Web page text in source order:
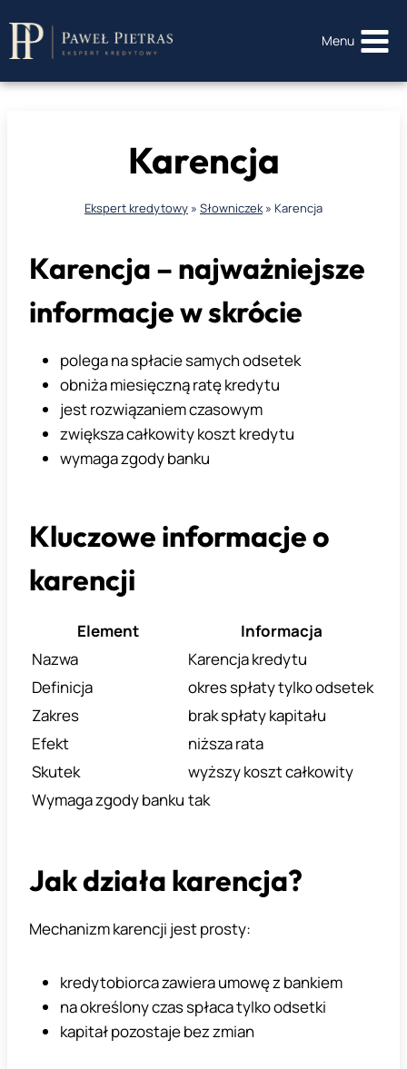
do
treści
Menu
Karencja
Ekspert kredytowy » Słowniczek» Karencja
Karencja – najważniejsze
informacje w skrócie
polega na spłacie samych odsetek
obniża miesięczną ratę kredytu
jest rozwiązaniem czasowym
zwiększa całkowity koszt kredytu
wymaga zgody banku
Kluczowe informacje o
karencji
Element
Informacja
Nazwa
Karencja kredytu
Definicja
okres spłaty tylko odsetek
Zakres
brak spłaty kapitału
Efekt
niższa rata
Skutek
wyższy koszt całkowity
Wymaga zgody banku tak
Jak działa karencja?
Mechanizm karencji jest prosty:
kredytobiorca zawiera umowę z bankiem
na określony czas spłaca tylko odsetki
kapitał pozostaje bez zmian